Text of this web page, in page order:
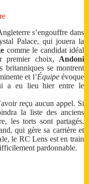
s’engouffre dans
Palace, qui jouera la
comme le candidat idéal
premier choix, Andoni
se montrent
et l’Équipeévoque
a eu lieu hier entre le
reçu aucun appel. Si
la liste des anciens
les torts sont partagés.
qui gère sa carrière et
le RC Lens est en train
pardonnable.